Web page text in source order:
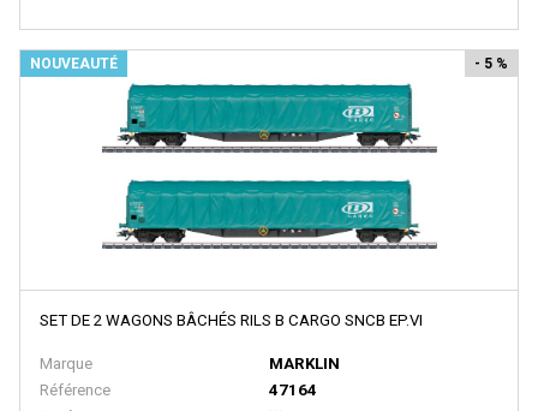
BLUFORD SHOPS
B MODELS
BOS-MODELS
BOWSER
BRANCHLINE TRAINS
Brekina
BROADWAY LIMITED IMPORT
BUB
NOUVEAUTÉ
SET DE 2 WAGONS BÂCHÉS RILS B CARGO SNCB EP.VI
Marque
MARKLIN
Référence
47164
- 5 %